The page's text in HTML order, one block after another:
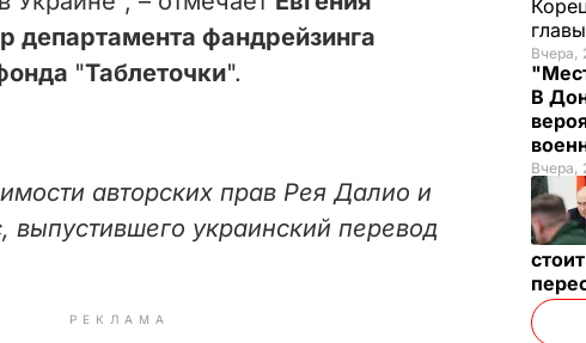
департамента фандрейзинга
"Таблеточки".
авторских прав Рея Далио и
выпустившего украинский перевод
РЕКЛАМА
Вчера,
В
Вчера,